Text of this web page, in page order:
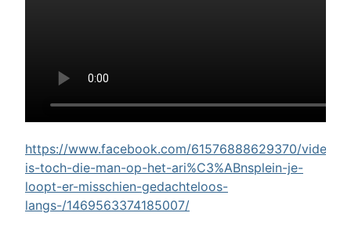
https://www.facebook.com/61576888629370/videos/
is-toch-die-man-op-het-ari%C3%ABnsplein-je-
loopt-er-misschien-gedachteloos-
langs-/1469563374185007/